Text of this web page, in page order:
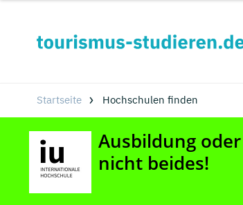
Startseite Hochschulen finden